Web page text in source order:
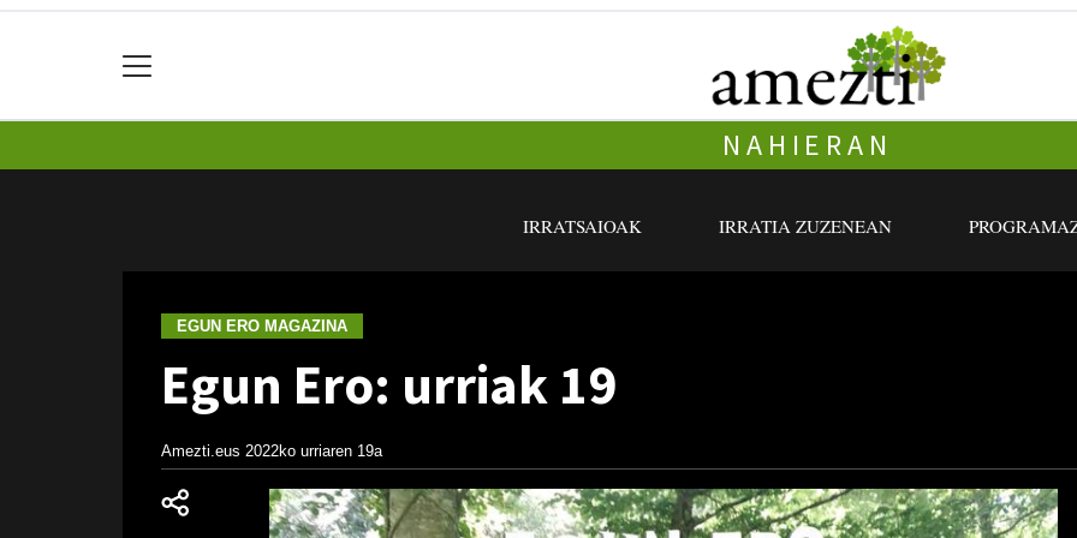
NAHIERAN
IRRATSAIOAK IRRATIA ZUZENEAN
EGUN ERO MAGAZINA
Egun Ero: urriak 19
Amezti.eus 2022ko urriaren 19a